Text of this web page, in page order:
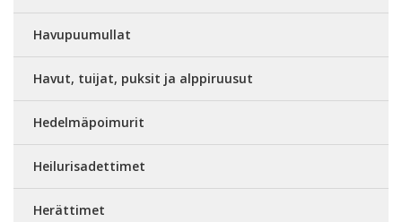
Havupuumullat
Havut, tuijat, puksit ja alppiruusut
Hedelmäpoimurit
Heilurisadettimet
Herättimet